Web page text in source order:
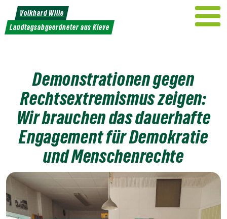
Weiter
zum
Inhalt
Volkhard Wille
Landtagsabgeordneter aus Kleve
Demonstrationen gegen
Rechtsextremismus zeigen:
Wir brauchen das dauerhafte
Engagement für Demokratie
und Menschenrechte